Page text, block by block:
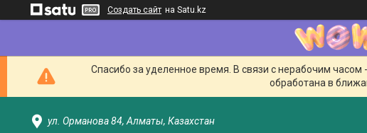
Создать сайт на Satu.kz
Спасибо за уделенное время. В связи с нерабочим
обработана в
ул. Орманова 84, Алматы, Казахстан